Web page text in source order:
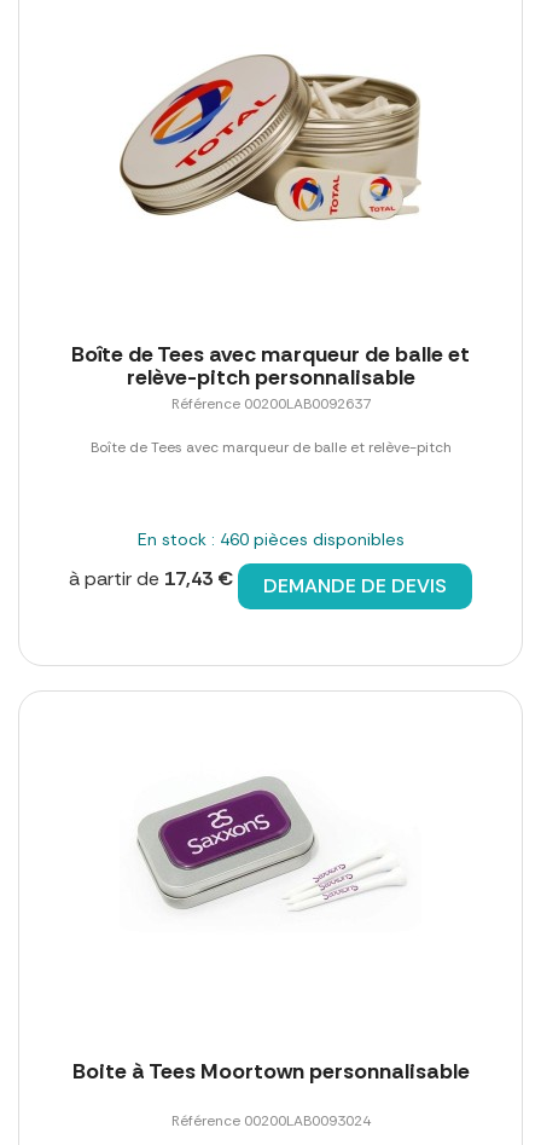
Boîte de Tees avec marqueur de balle et
relève-pitch personnalisable
Référence 00200LAB0092637
Boîte de Tees avec marqueur de balle et relève-pitch
En stock : 460 pièces disponibles
à partir de 17,43 € DEMANDE DE DEVIS
Boite à Tees Moortown personnalisable
Référence 00200LAB0093024